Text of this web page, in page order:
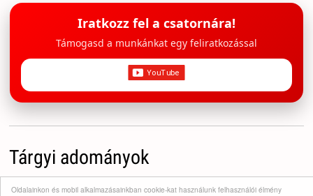
Oldalainkon és mobil alkalmazásainkban cookie-kat használunk felhasználói élmény
Iratkozz fel a csatornára!
Támogasd a munkánkat egy feliratkozással
Tárgyi adományok